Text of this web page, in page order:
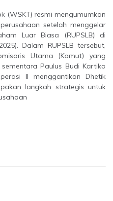
(WSKT) resmi mengumumkan
setelah menggelar
Luar Biasa (RUPSLB) di
Dalam RUPSLB tersebut,
Utama (Komut) yang
Paulus Budi Kartiko
II menggantikan Dhetik
langkah strategis untuk